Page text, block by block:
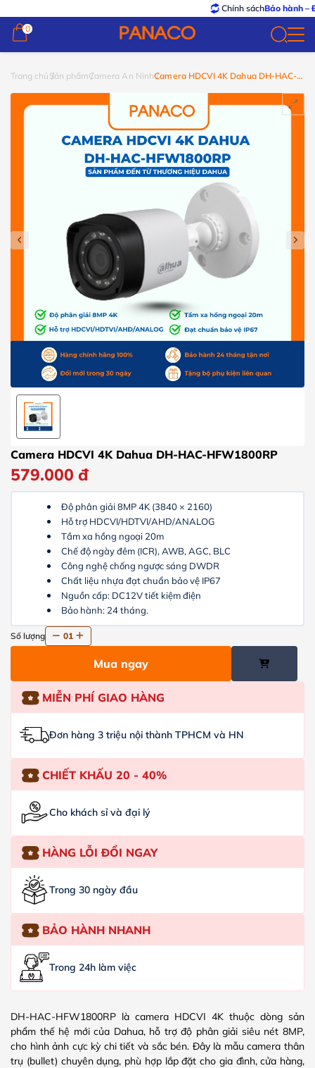
Chính sáchBảo hành – Đổi trả
0
0
Trang chủ Sản phẩmCamera An NinhCamera HDCVI 4K Dahua DH-HAC-
Camera HDCVI 4K Dahua DH-HAC-HFW1800RP
579.000 đ
Độ phân giải 8MP 4K (3840 × 2160)
Hỗ trợ HDCVI/HDTVI/AHD/ANALOG
Tầm xa hồng ngoại 20m
Chế độ ngày đêm (ICR), AWB, AGC, BLC
Công nghệchống ngược sáng DWDR
Chất liệu nhựa đạt chuẩn bảo vệ IP67
Nguồn cấp: DC12V tiết kiệm điện
Bảo hành: 24 tháng.
Số lượng 01
Mua ngay
MIỄN PHÍ GIAO HÀNG
Đơn hàng 3 triệu nội thành TPHCM và HN
CHIẾT KHẤU 20 - 40%
Cho khách sỉ và đại lý
HÀNG LỖI ĐỔI NGAY
Trong 30 ngày đầu
BẢO HÀNH NHANH
Trong 24h làm việc
DH-HAC-HFW1800RP là camera HDCVI 4K thuộc dòng sản
phẩm thế hệ mới của Dahua, hỗ trợ độ phân giải siêu nét 8MP,
cho hình ảnh cực kỳ chi tiết và sắc bén. Đây là mẫu camera thân
trụ (bullet) chuyên dụng, phù hợp lắp đặt cho gia đình, cửa hàng,